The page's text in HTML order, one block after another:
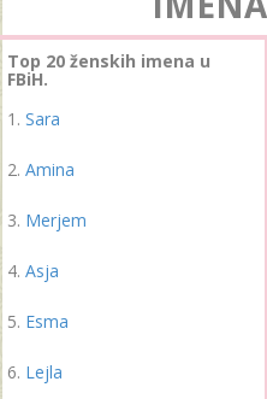
Top 20 ženskih imena u
FBiH.
Sara
Amina
Merjem
Asja
Esma
Lejla